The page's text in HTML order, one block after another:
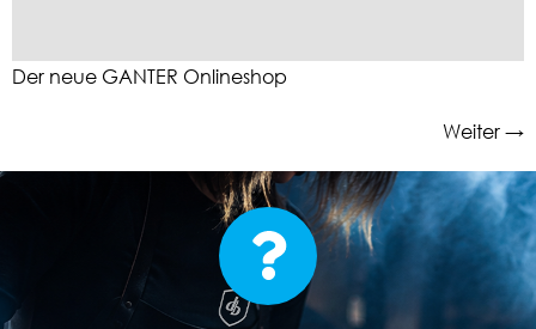
Der neue GANTER Onlineshop
Weiter →